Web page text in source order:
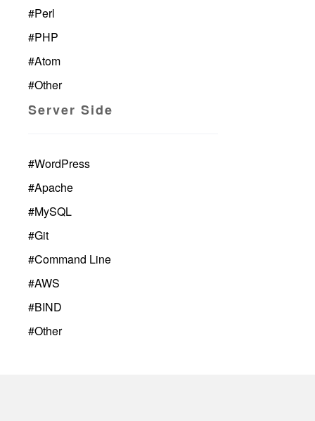
#Perl
#PHP
#Atom
#Other
Server Side
#WordPress
#Apache
#MySQL
#Git
#Command Line
#AWS
#BIND
#Other